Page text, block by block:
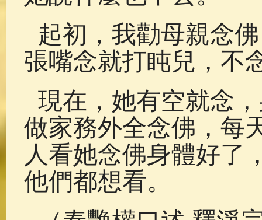
起初，我勸母親念
張嘴念就打盹兒，不
現在，她有空就念
做家務外全念佛，每
人看她念佛身體好了
他們都想看。